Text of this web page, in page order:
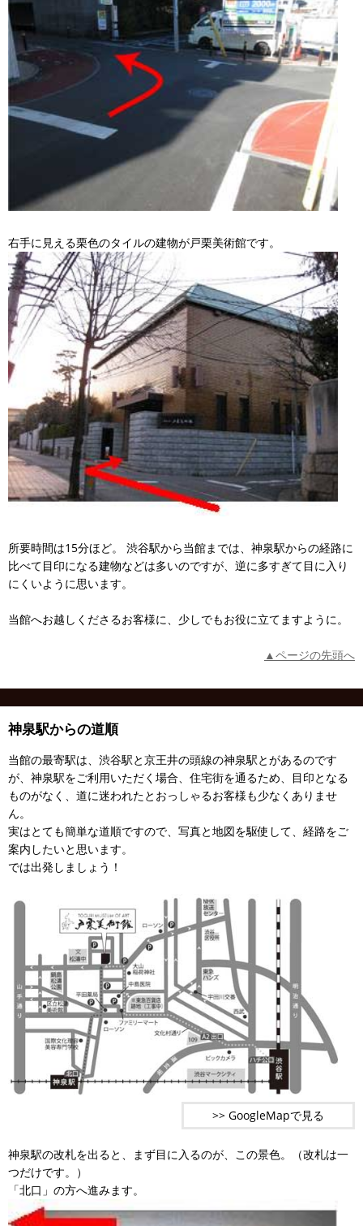
右手に見える栗色のタイルの建物が戸栗美術館です。
所要時間は15分ほど。 渋谷駅から当館までは、神泉駅からの経路に
比べて目印になる建物などは多いのですが、逆に多すぎて目に入り
にくいように思います。
当館へお越しくださるお客様に、少しでもお役に立てますように。
▲ページの先頭へ
神泉駅からの道順
当館の最寄駅は、渋谷駅と京王井の頭線の神泉駅とがあるのです
が、神泉駅をご利用いただく場合、住宅街を通るため、目印となる
ものがなく、道に迷われたとおっしゃるお客様も少なくありませ
ん。
実はとても簡単な道順ですので、写真と地図を駆使して、経路をご
案内したいと思います。
では出発しましょう！
>> GoogleMapで見る
神泉駅の改札を出ると、まず目に入るのが、この景色。（改札は一
つだけです。）
「北口」の方へ進みます。